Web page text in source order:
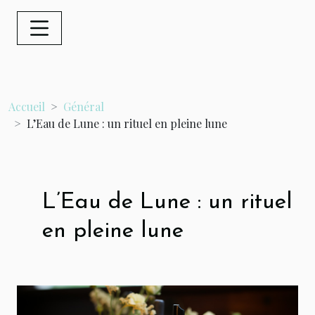
Accueil
Général
L’Eau de Lune : un rituel en pleine lune
L’Eau de Lune : un rituel
en pleine lune